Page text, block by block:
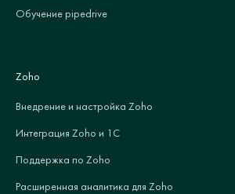
Обучение pipedrive
Zoho
Внедрение и настройка Zoho
Интеграция Zoho и 1С
Поддержка по Zoho
Расширенная аналитика для Zoho